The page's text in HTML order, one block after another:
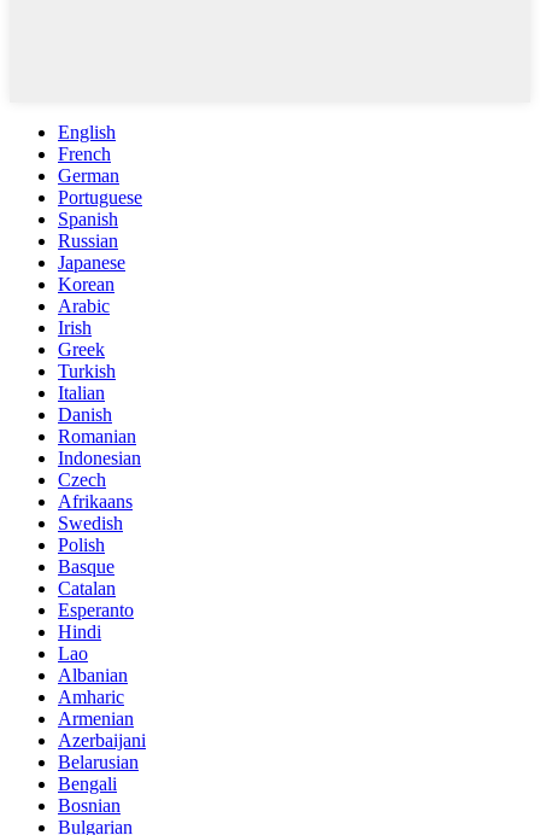
English
French
German
Portuguese
Spanish
Russian
Japanese
Korean
Arabic
Irish
Greek
Turkish
Italian
Danish
Romanian
Indonesian
Czech
Afrikaans
Swedish
Polish
Basque
Catalan
Esperanto
Hindi
Lao
Albanian
Amharic
Armenian
Azerbaijani
Belarusian
Bengali
Bosnian
Bulgarian